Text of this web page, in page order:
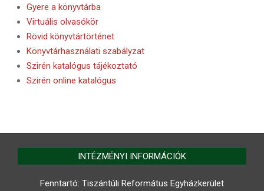
Gyere a könyvtárba
Virtuális olvasókör
Rövid könyvtártörténet
Könyvtárhasználati szabályzat
Szirén katalógus tájékoztató
Szirén online katalógus
INTÉZMÉNYI INFORMÁCIÓK
Fenntartó: Tiszántúli Református Egyházkerület